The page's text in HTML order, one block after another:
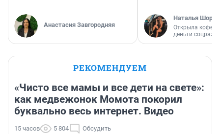
Анастасия Завгородняя
Наталья
Открыла
деньги
РЕКОМЕНДУЕМ
«Чисто все мамы и все дети на свете»:
как медвежонок Момота покорил
буквально весь интернет. Видео
15 часов 5 804 Обсудить